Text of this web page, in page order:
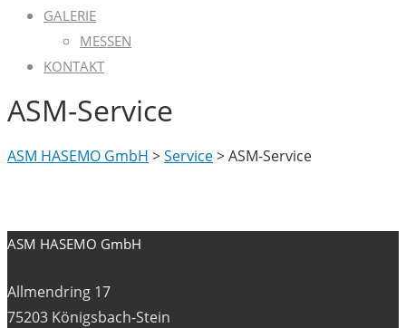
GALERIE
MESSEN
KONTAKT
ASM-Service
ASM HASEMO GmbH >Service>ASM-Service
ASM HASEMO GmbH
Allmendring 17
75203 Königsbach-Stein